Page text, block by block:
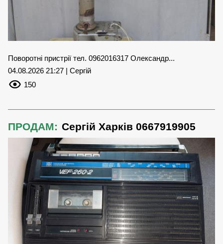
Поворотні пристрії тел. 0962016317 Олександр...
04.08.2026 21:27 | Сергій
150
ПРОДАМ: Сергій Харків 0667919905